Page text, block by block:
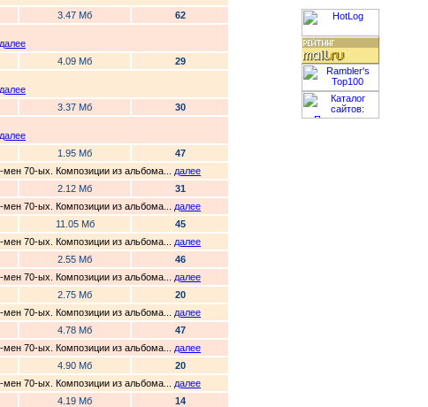
3.47 Мб
62
далее
4.09 Мб
29
далее
3.37 Мб
30
далее
1.95 Мб
47
70-ых. Композиции из альбома... далее
2.12 Мб
31
70-ых. Композиции из альбома... далее
11.05 Мб
45
70-ых. Композиции из альбома... далее
2.55 Мб
46
70-ых. Композиции из альбома... далее
2.75 Мб
20
70-ых. Композиции из альбома... далее
4.78 Мб
47
70-ых. Композиции из альбома... далее
4.90 Мб
20
70-ых. Композиции из альбома... далее
4.19 Мб
14